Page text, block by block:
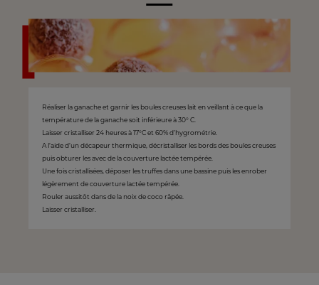
Réaliser la ganache et garnir les boules creuses lait en veillant à ce que la
température de la ganache soit inférieure à 30° C.
Laisser cristalliser 24 heures à 17°C et 60% d’hygrométrie.
A l’aide d’un décapeur thermique, décristalliser les bords des boules creuses
puis obturer les avec de la couverture lactée tempérée.
Une fois cristallisées, déposer les truffes dans une bassine puis les enrober
légèrement de couverture lactée tempérée.
Rouler aussitôt dans de la noix de coco râpée.
Laisser cristalliser.